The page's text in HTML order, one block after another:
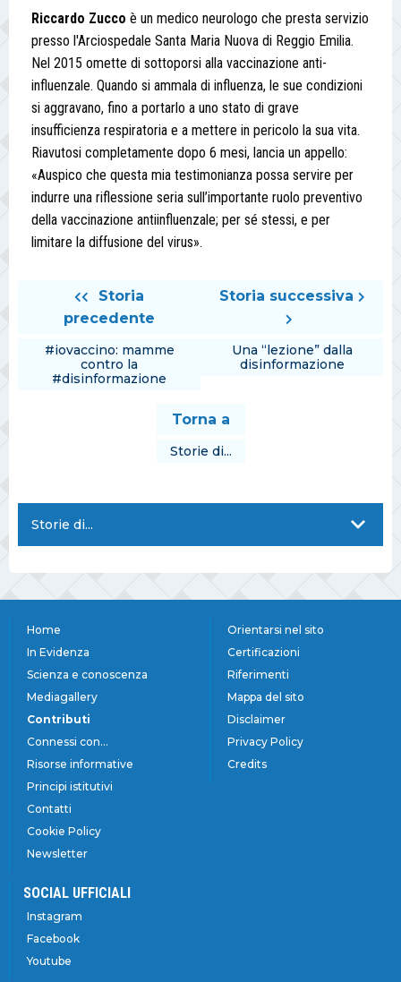
Riccardo Zucco è un medico neurologo che presta servizio
presso l'Arciospedale Santa Maria Nuova di Reggio Emilia.
Nel 2015 omette di sottoporsi alla vaccinazione anti-
influenzale. Quando si ammala di influenza, le sue condizioni
si aggravano, fino a portarlo a uno stato di grave
insufficienza respiratoria e a mettere in pericolo la sua vita.
Riavutosi completamente dopo 6 mesi, lancia un appello:
«Auspico che questa mia testimonianza possa servire per
indurre una riflessione seria sull’importante ruolo preventivo
della vaccinazione antiinfluenzale; per sé stessi, e per
limitare la diffusione del virus».
Storia
precedente
#iovaccino: mamme
contro la
#disinformazione
Storia successiva
Una “lezione” dalla
disinformazione
Torna a
Storie di...
Storie di...
Home
In Evidenza
Scienza e conoscenza
Mediagallery
Contributi
Connessi con...
Risorse informative
Principi istitutivi
Contatti
Cookie Policy
Newsletter
Orientarsi nel sito
Certificazioni
Riferimenti
Mappa del sito
Disclaimer
Privacy Policy
Credits
SOCIAL UFFICIALI
Instagram
Facebook
Youtube